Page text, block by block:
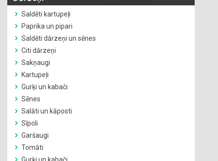
Saldēti kartupeļi
Paprika un pipari
Saldēti dārzeņi un sēnes
Citi dārzeņi
Sakņaugi
Kartupeļi
Gurķi un kabači
Sēnes
Salāti un kāposti
Sīpoli
Garšaugi
Tomāti